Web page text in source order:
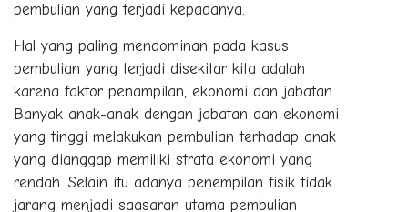
pembulian yang terjadi kepadanya.
Hal yang paling mendominan pada kasus
pembulian yang terjadi disekitar kita adalah
karena faktor penampilan, ekonomi dan jabatan.
Banyak anak-anak dengan jabatan dan ekonomi
yang tinggi melakukan pembulian terhadap anak
yang dianggap memiliki strata ekonomi yang
rendah. Selain itu adanya penempilan fisik tidak
jarang menjadi saasaran utama pembulian